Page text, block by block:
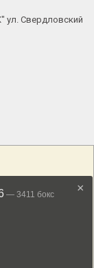
ул. Свердловский